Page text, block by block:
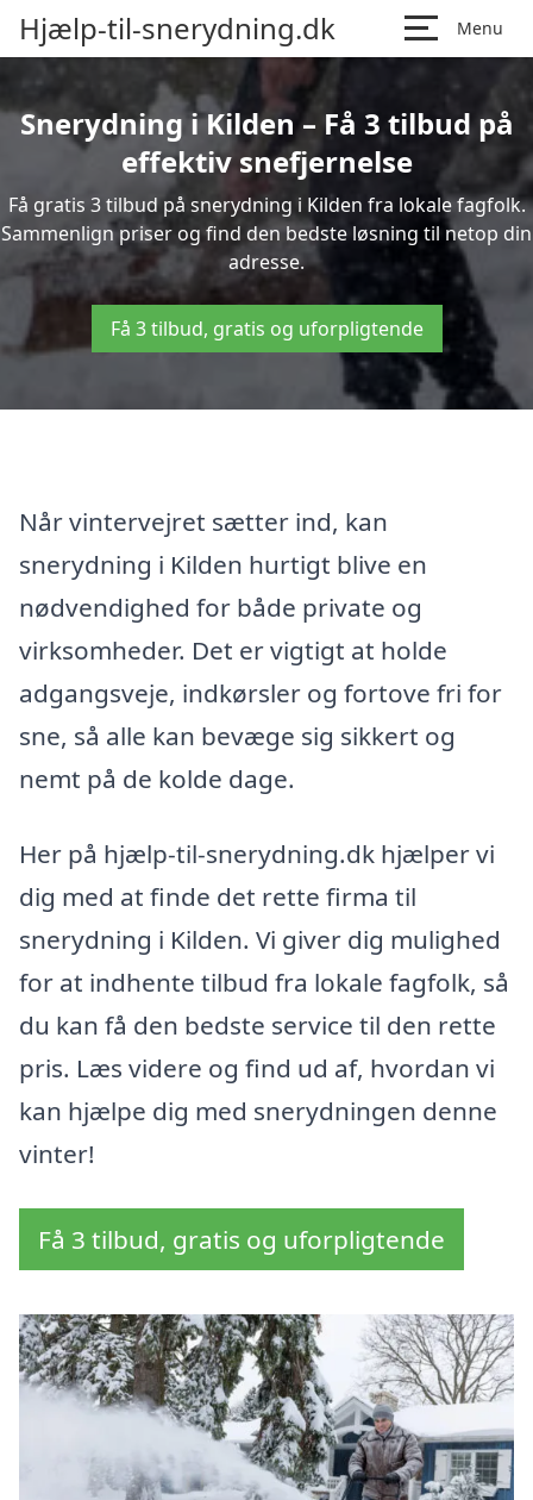
Hjælp-til-snerydning.dk Menu
Snerydning i Kilden – Få 3 tilbud på
effektiv snefjernelse
Få gratis 3 tilbud på snerydning i Kilden fra lokale fagfolk.
Sammenlign priser og find den bedste løsning til netop din
adresse.
Få 3 tilbud, gratis og uforpligtende
Når vintervejret sætter ind, kan
snerydning i Kilden hurtigt blive en
nødvendighed for både private og
virksomheder. Det er vigtigt at holde
adgangsveje, indkørsler og fortove fri for
sne, så alle kan bevæge sig sikkert og
nemt på de kolde dage.
Her på hjælp-til-snerydning.dk hjælper vi
dig med at finde det rette firma til
snerydning i Kilden. Vi giver dig mulighed
for at indhente tilbud fra lokale fagfolk, så
du kan få den bedste service til den rette
pris. Læs videre og find ud af, hvordan vi
kan hjælpe dig med snerydningen denne
vinter!
Få 3 tilbud, gratis og uforpligtende